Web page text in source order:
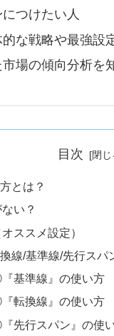
つけたい人
な戦略や最強設
場の傾向分析を
目次
とは？
い？
ススメ設定）
線/基準線/先行スパ
基準線』の使い方
転換線』の使い方
先行スパン』の使